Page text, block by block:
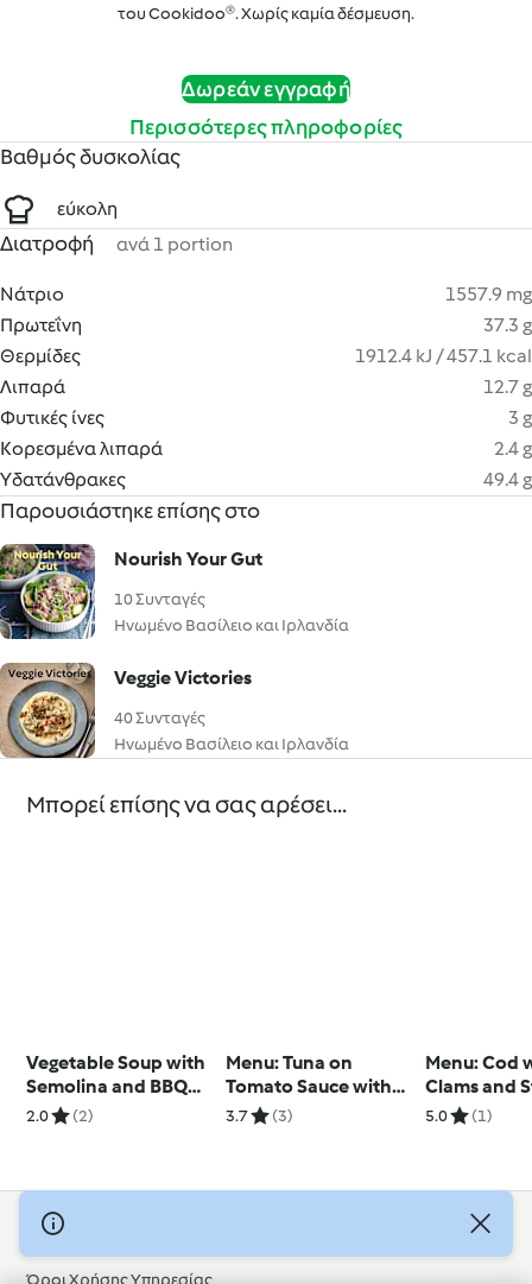
του Cookidoo®. Χωρίς καμία δέσμευση.
Δωρεάν εγγραφή
Περισσότερες πληροφορίες
Βαθμός δυσκολίας
εύκολη
Διατροφή ανά 1 portion
Νάτριο
1557.9 mg
Πρωτεΐνη
37.3 g
Θερμίδες
1912.4 kJ / 457.1 kcal
Λιπαρά
12.7 g
Φυτικές ίνες
3 g
Κορεσμένα λιπαρά
2.4 g
Υδατάνθρακες
49.4 g
Παρουσιάστηκε επίσης στο
Nourish Your Gut
10 Συνταγές
Ηνωμένο Βασίλειο και Ιρλανδία
Veggie Victories
40 Συνταγές
Ηνωμένο Βασίλειο και Ιρλανδία
Μπορεί επίσης να σας αρέσει...
Vegetable Soup with
Semolina and BBQ
Pulled Chicken Rolls
2.0 (2)
Menu: Tuna on
Tomato Sauce with
Rice; Peaches and
3.7 (3)
Menu: Cod
Clams and
Sweet
5.0 (1)
© Πνευματικά Δικαιώματα 2026
Όροι Χρήσης Υπηρεσίας